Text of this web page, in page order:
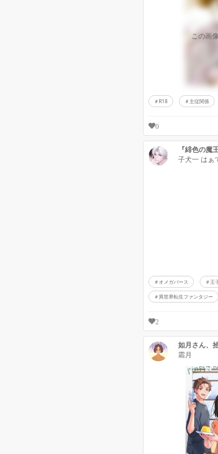
この画
R18 主従関係
0
子犬一 はぁ
オメガバース 王
異世界転生ファンタジー
2
如月さん、
霜月